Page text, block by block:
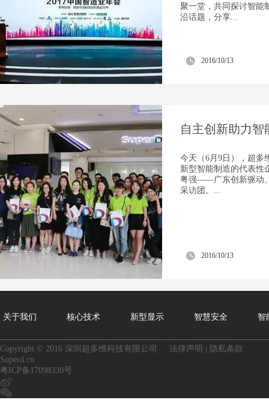
聚一堂，共同探讨智能
沿话题，分享...
2016/10/13
自主创新助力智
今天（6月9日），超多
新型智能制造的代表性
粤强——广东创新驱动
采访团。...
2016/10/13
关于我们 核心技术 新型显示 智慧安全 智
Copyright © 2016 深圳超多维科技有限公司 法律声明 | 隐私条款
Superd.cn
粤ICP备17098330号